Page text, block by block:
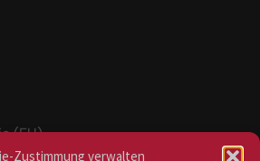
Zustimmung verwalten
(EU)